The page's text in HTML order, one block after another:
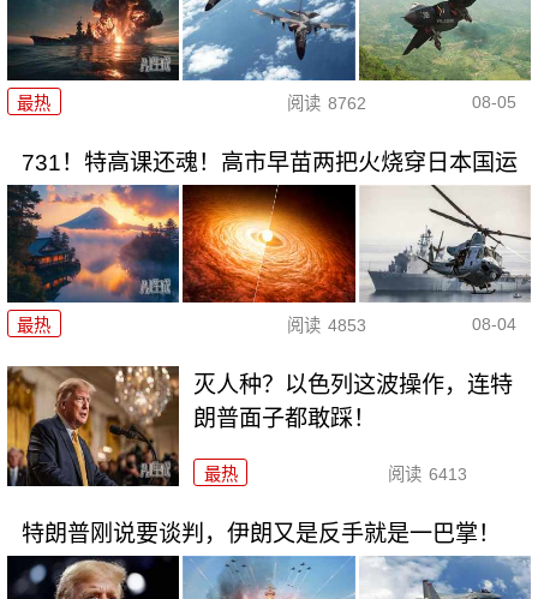
最热 阅读 8762 08-05
731！特高课还魂！高市早苗两把火烧穿日本国运
最热 阅读 4853 08-04
灭人种？以色列这波操作，连特
朗普面子都敢踩！
最热 阅读 6413
特朗普刚说要谈判，伊朗又是反手就是一巴掌！